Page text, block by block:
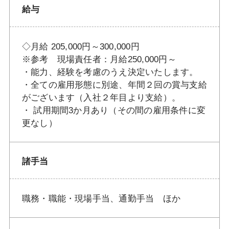
給与
◇月給 205,000円～300,000円
※参考 現場責任者：月給250,000円～
・能力、経験を考慮のうえ決定いたします。
・全ての雇用形態に別途、年間２回の賞与支給
がございます（入社２年目より支給）。
・ 試用期間3か月あり（その間の雇用条件に変
更なし）
諸手当
職務・職能・現場手当、通勤手当 ほか